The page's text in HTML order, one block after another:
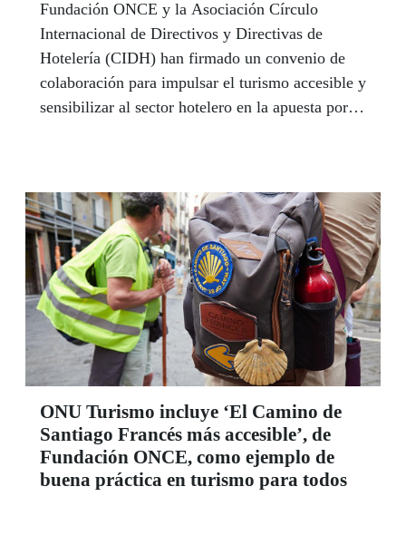
Fundación ONCE y la Asociación Círculo
Internacional de Directivos y Directivas de
Hotelería (CIDH) han firmado un convenio de
colaboración para impulsar el turismo accesible y
sensibilizar al sector hotelero en la apuesta por
ONU Turismo incluye ‘El Camino de
Santiago Francés más accesible’, de
Fundación ONCE, como ejemplo de
buena práctica en turismo para todos